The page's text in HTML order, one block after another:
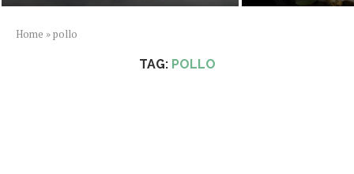
Home »pollo
TAG: POLLO